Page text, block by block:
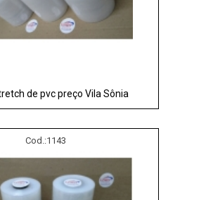
de pvc preço Vila Sônia
Cod.:1143